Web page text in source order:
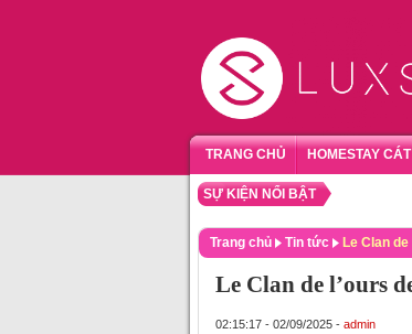
TRANG CHỦ HOMESTAY
SỰ KIỆN NỔI BẬT
Trang chủ Tin tức Le Clan
Le Clan de l’ours
02:15:17 - 02/09/2025 - admin